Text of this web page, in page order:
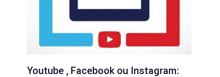
Youtube , Facebook ou Instagram: